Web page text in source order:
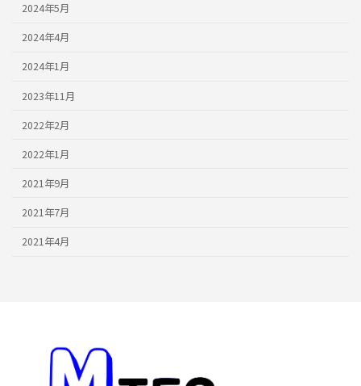
2024年5月
2024年4月
2024年1月
2023年11月
2022年2月
2022年1月
2021年9月
2021年7月
2021年4月